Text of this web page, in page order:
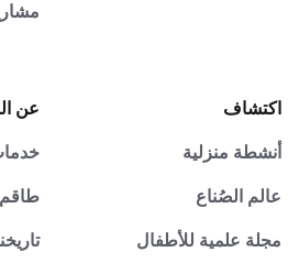
اكتشاف
أنشطة منزلية
عالم الصُناع
مجلة علمية للأطفال
عن